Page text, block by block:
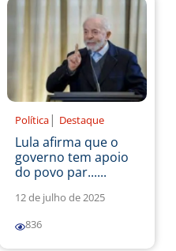
Política | Destaque
Lula afirma que o
governo tem apoio
do povo par......
12 de julho de 2025
836